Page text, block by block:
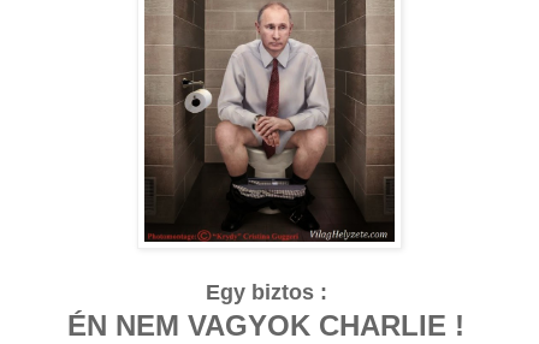
Egy biztos :
ÉN NEM VAGYOK CHARLIE !